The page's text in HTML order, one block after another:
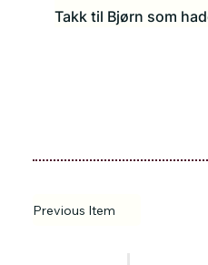
Takk til Bjørn som
Previous Item